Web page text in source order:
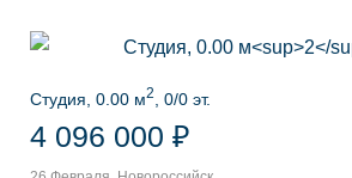
Студия, 0.00 м2 , 0/0 эт.
4 096 000 ₽